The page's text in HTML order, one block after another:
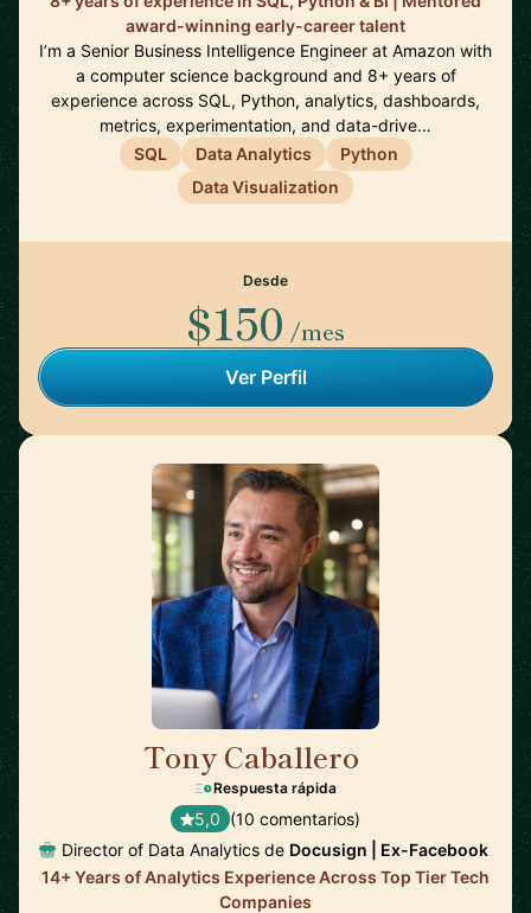
award-winning early-career talent
I’m a Senior Business Intelligence Engineer at Amazon with
a computer science background and 8+ years of
experience across SQL, Python, analytics, dashboards,
metrics, experimentation, and data-drive…
SQL
Data Analytics
Python
Data Visualization
Desde
$150 /mes
Ver Perfil
Tony Caballero
Respuesta rápida
5,0 (10 comentarios)
Director of Data Analytics de Docusign | Ex-Facebook
14+ Years of Analytics Experience Across Top Tier Tech
Companies